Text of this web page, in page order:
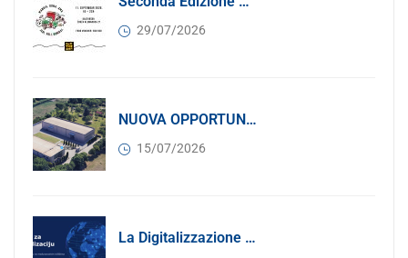
29/07/2026
NUOVA OPPORTUNITÀ DI BUSINESS PER I SOCI DI CONFINDUSTRIA SERBIA: Affitasi Un Moderno Capannone Industriale A Pančevo – 1.200 M² Nella Zona Industriale
15/07/2026
La Digitalizzazione Come Motore Dell’internazionalizzazione